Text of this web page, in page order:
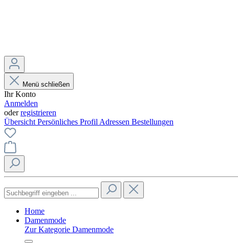
Menü schließen
Ihr Konto
Anmelden
oderregistrieren
Übersicht Persönliches Profil Adressen Bestellungen
Home
Damenmode
Zur Kategorie Damenmode